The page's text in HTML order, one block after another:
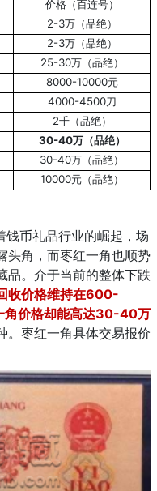
价格（百连号）
2-3万（品绝）
2-3万（品绝）
25-30万（品绝）
8000-10000元
4000-4500刀
2千（品绝）
30-40万（品绝）
30-40万（品绝）
10000元（品绝）
币礼品行业的崛起，场
头角，而枣红一角也顺势
品。介于当前的整体下跌
收价格维持在600-
角价格却能高达30-40万
。枣红一角具体交易报价